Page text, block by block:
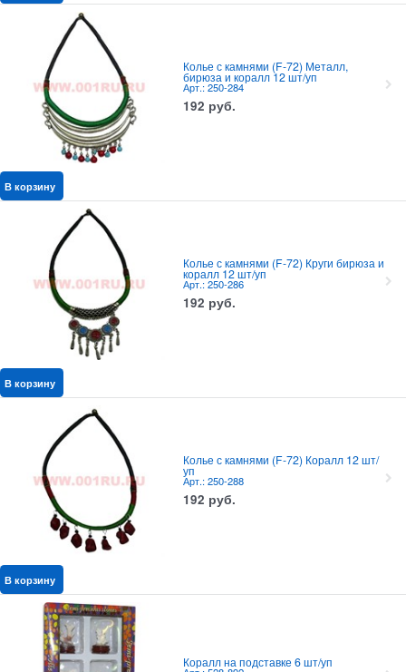
Колье с камнями (F-72) Металл,
бирюза и коралл 12 шт/уп
Арт.: 250-284
192 руб.
В корзину
Колье с камнями (F-72) Круги бирюза и
коралл 12 шт/уп
Арт.: 250-286
192 руб.
В корзину
Колье с камнями (F-72) Коралл 12 шт/
уп
Арт.: 250-288
192 руб.
В корзину
Коралл на подставке 6 шт/уп